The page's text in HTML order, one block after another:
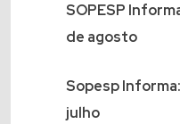
SOPESP
de agosto
Sopesp
julho